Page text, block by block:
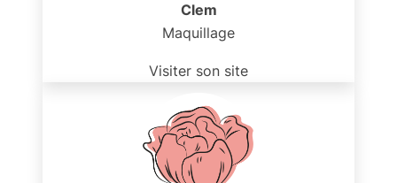
Clem
Maquillage
Visiter son site